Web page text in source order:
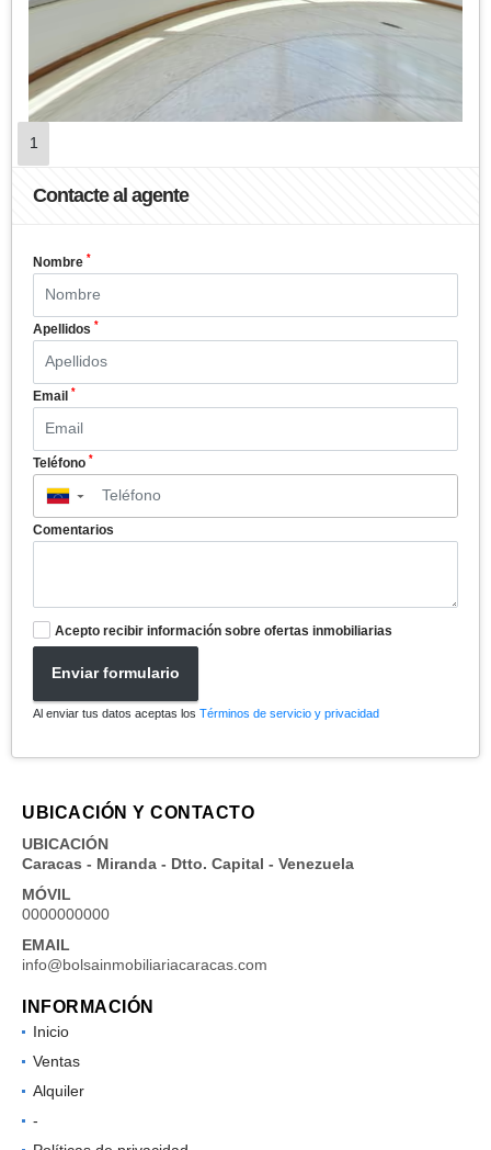
1
Contacte al agente
Nombre *
Apellidos *
Email *
Teléfono *
▼
Comentarios
Acepto recibir información sobre ofertas inmobiliarias
Enviar formulario
Al enviar tus datos aceptas los Términos de servicio y privacidad
UBICACIÓN Y CONTACTO
UBICACIÓN
Caracas - Miranda - Dtto. Capital - Venezuela
MÓVIL
0000000000
EMAIL
info@bolsainmobiliariacaracas.com
INFORMACIÓN
Inicio
Ventas
Alquiler
-